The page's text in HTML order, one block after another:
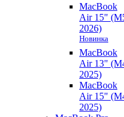
MacBook
Air 15"
2026)
Новинка
MacBook
Air 13"
2025)
MacBook
Air 15"
2025)